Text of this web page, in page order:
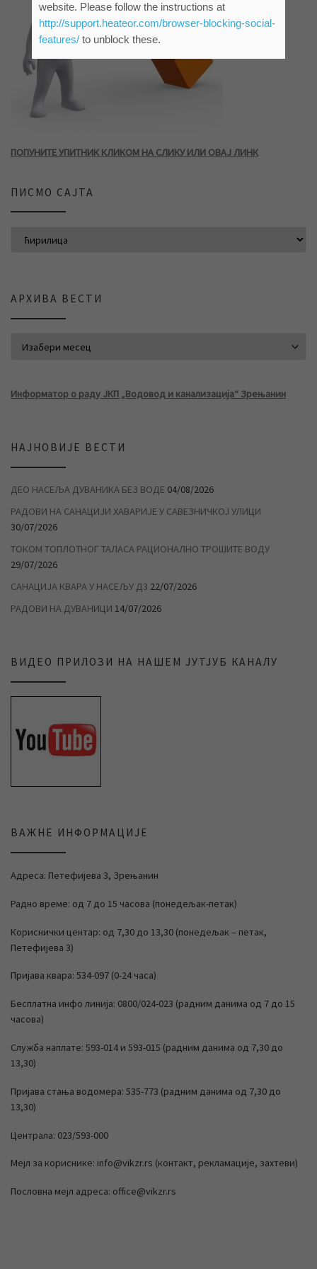
ПОПУНИТЕ УПИТНИК КЛИКОМ НА СЛИКУ ИЛИ ОВАЈ ЛИНК
ПИСМО САЈТА
АРХИВА ВЕСТИ
Информатор о раду ЈКП „Водовод и канализација“ Зрењанин
НАЈНОВИЈЕ ВЕСТИ
ДЕО НАСЕЉА ДУВАНИКА БЕЗ ВОДЕ 04/08/2026
РАДОВИ НА САНАЦИЈИ ХАВАРИЈЕ У САВЕЗНИЧКОЈ УЛИЦИ
30/07/2026
ТОКОМ ТОПЛОТНОГ ТАЛАСА РАЦИОНАЛНО ТРОШИТЕ ВОДУ
29/07/2026
САНАЦИЈА КВАРА У НАСЕЉУ Д3 22/07/2026
РАДОВИ НА ДУВАНИЦИ 14/07/2026
ВИДЕО ПРИЛОЗИ НА НАШЕМ ЈУТЈУБ КАНАЛУ
ВАЖНЕ ИНФОРМАЦИЈЕ
Адреса: Петефијева 3, Зрењанин
Радно време: од 7 до 15 часова (понедељак-петак)
Кориснички центар: од 7,30 до 13,30 (понедељак – петак,
Петефијева 3)
Пријава квара: 534-097 (0-24 часа)
Бесплатна инфо линија: 0800/024-023 (радним данима од 7 до 15
часова)
Служба наплате: 593-014 и 593-015 (радним данима од 7,30 до
13,30)
Пријава стања водомера: 535-773 (радним данима од 7,30 до
13,30)
Централа: 023/593-000
Мејл за кориснике: info@vikzr.rs (контакт, рекламације, захтеви)
Пословна мејл адреса: office@vikzr.rs
website. Please follow the instructions at
http://support.heateor.com/browser-blocking-social-
features/to unblock these.